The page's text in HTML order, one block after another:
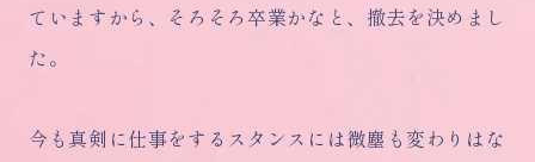
ていますから、そろそろ卒業かなと、撤去を決めまし
た。
今も真剣に仕事をするスタンスには微塵も変わりはな